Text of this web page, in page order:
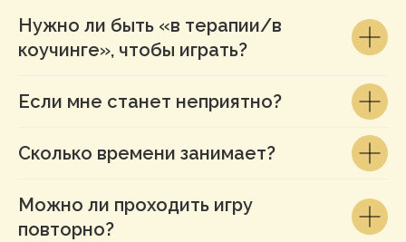
Нужно ли быть «в терапии/в
коучинге», чтобы играть?
Если мне станет неприятно?
Сколько времени занимает?
Можно ли проходить игру
повторно?